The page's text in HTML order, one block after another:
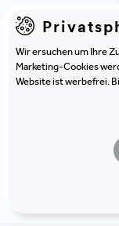
Haben
besten
Wir ersuchen um Ihre
Marketing-Cookies
Website ist werbefrei.